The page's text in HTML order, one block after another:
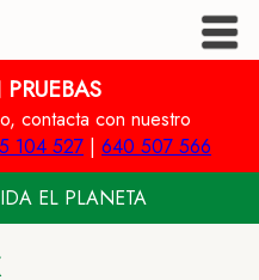
contacta con nuestro
104 527 | 640 507 566
EL PLANETA